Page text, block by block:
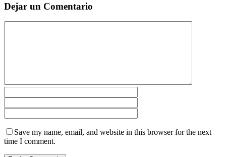
Dejar un Comentario
Save my name, email, and website in this browser for the next
time I comment.